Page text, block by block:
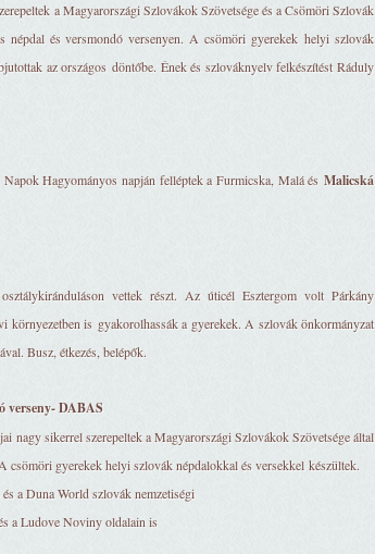
a Magyarországi Szlovákok Szövetsége és a Csömöri Szlovák
népdal és versmondó versenyen. A csömöri gyerekek helyi szlovák
az országos döntőbe. Ének és szlováknyelv felkészítést Ráduly
Hagyományos napján felléptek a Furmicska, Malá és Malicská
vettek részt. Az úticél Esztergom volt Párkány
környezetben is gyakorolhassák a gyerekek. A szlovák önkormányzat
Busz, étkezés, belépők.
verseny- DABAS
nagy sikerrel szerepeltek a Magyarországi Szlovákok Szövetsége által
csömöri gyerekek helyi szlovák népdalokkal és versekkel készültek.
a Duna World szlovák nemzetiségi
a Ludove Noviny oldalain is